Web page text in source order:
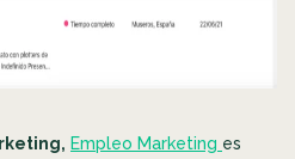
Empleo Marketing es